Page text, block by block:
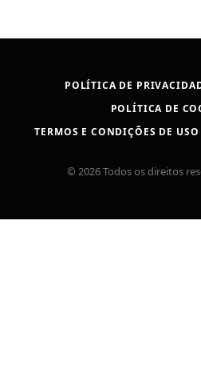
POLÍTICA DE
POLÍTICA DE
TERMOS E CONDIÇÕES DE
© 2026 Todos os direitos